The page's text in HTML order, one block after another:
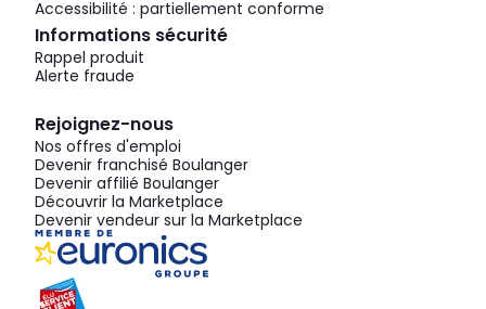
Accessibilité : partiellement conforme
Informations sécurité
Rappel produit
Alerte fraude
Rejoignez-nous
Nos offres d'emploi
Devenir franchisé Boulanger
Devenir affilié Boulanger
Découvrir la Marketplace
Devenir vendeur sur la Marketplace